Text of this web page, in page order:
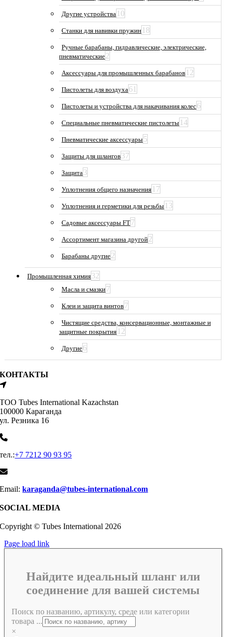
Другие устройства 10
Станки для навивки пружин 18
Ручные барабаны, гидравлические, электрические,
пневматические2
Аксессуары для промышленных барабанов 12
Пистолеты для воздуха61
Пистолеты и устройства для накачивания колес6
Специальные пневматические пистолеты 14
Пневматические аксессуары5
Защиты для шлангов37
Защита3
Уплотнения общего назначения 17
Уплотнения и герметики для резьбы 13
Садовые аксессуары FT7
Ассортимент магазина другой2
Барабаны другие2
Промышленная химия32
Масла и смазки7
Клеи и защита винтов7
Чистящие средства, консервационные, монтажные и
защитные покрытия 12
Другие6
КОНТАКТЫ
ТОО Tubes International Kazachstan
100000 Караганда
ул. Резника 16
тел.:+7 7212 90 93 95
Email:karaganda@tubes-international.com
SOCIAL MEDIA
Copyright © Tubes International 2026
Page load link
Найдите идеальный шланг или
соединение для вашей системы
Поиск по названию, артикулу, среде или категории
товара ...
×